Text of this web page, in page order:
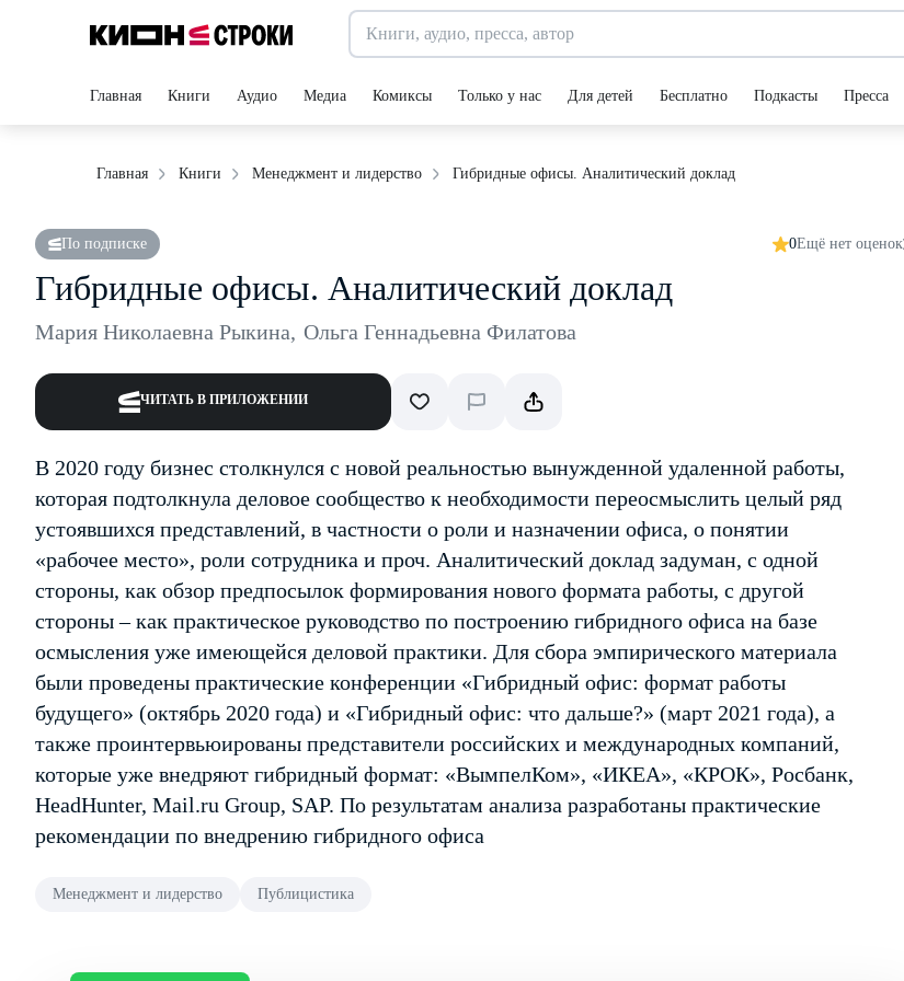
Главная Книги Аудио Медиа Комиксы Только у нас Для детей Бесплатно Подкасты Пресса
Главная Книги Менеджмент и лидерство Гибридные офисы. Аналитический доклад
По подписке 0Ещё нет оценок
Гибридные офисы. Аналитический доклад
Мария Николаевна Рыкина, Ольга Геннадьевна Филатова
ЧИТАТЬ В ПРИЛОЖЕНИИ
В 2020 году бизнес столкнулся с новой реальностью вынужденной удаленной работы,
которая подтолкнула деловое сообщество к необходимости переосмыслить целый ряд
устоявшихся представлений, в частности о роли и назначении офиса, о понятии
«рабочее место», роли сотрудника и проч. Аналитический доклад задуман, с одной
стороны, как обзор предпосылок формирования нового формата работы, с другой
стороны – как практическое руководство по построению гибридного офиса на базе
осмысления уже имеющейся деловой практики. Для сбора эмпирического материала
были проведены практические конференции «Гибридный офис: формат работы
будущего» (октябрь 2020 года) и «Гибридный офис: что дальше?» (март 2021 года), а
также проинтервьюированы представители российских и международных компаний,
которые уже внедряют гибридный формат: «ВымпелКом», «ИКЕА», «КРОК», Росбанк,
HeadHunter, Mail.ru Group, SAP. По результатам анализа разработаны практические
рекомендации по внедрению гибридного офиса
Менеджмент и лидерство Публицистика